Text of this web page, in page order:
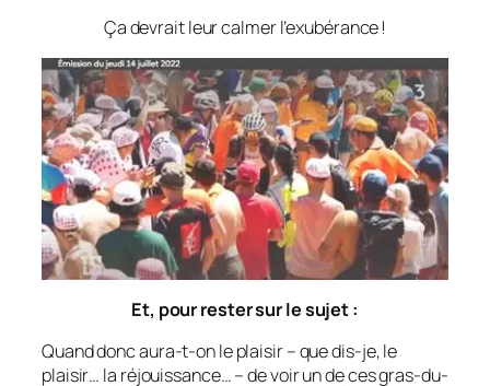
Ça devrait leur calmer l’exubérance !
Et, pour rester sur le sujet :
Quand donc aura-t-on le plaisir – que dis-je, le
plaisir… la réjouissan­ce… – de voir un de ces gras-du-